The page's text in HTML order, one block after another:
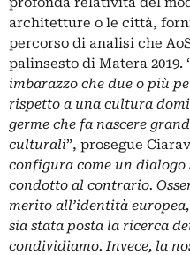
architetture o le città,
percorso di analisi che
palinsesto di Matera 2019.
imbarazzo che due o più
rispetto a una cultura
germe che fa nascere
culturali”, prosegue
configura come un
condotto al contrario.
merito all’identità
sia stata posta la ricerca
condividiamo. Invece, la